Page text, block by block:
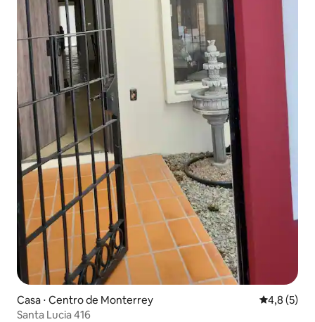
Casa ⋅ Centro de Monterrey 4,8 de
4,8 (5)
Santa Lucia 416